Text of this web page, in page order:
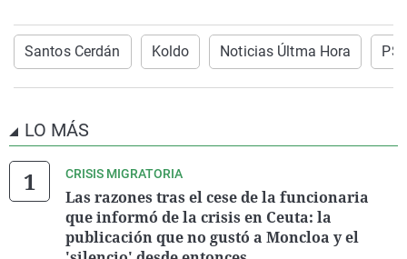
Santos Cerdán Koldo Noticias Últma Hora
LO MÁS
CRISIS MIGRATORIA
Las razones tras el cese de la funcionaria
que informó de la crisis en Ceuta: la
publicación que no gustó a Moncloa y el